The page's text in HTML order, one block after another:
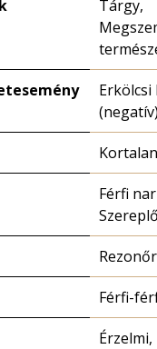
Tárgy,
Erkölcsi
Kortalan
Férfi
Rezonőr
Férfi-
Érzelmi,